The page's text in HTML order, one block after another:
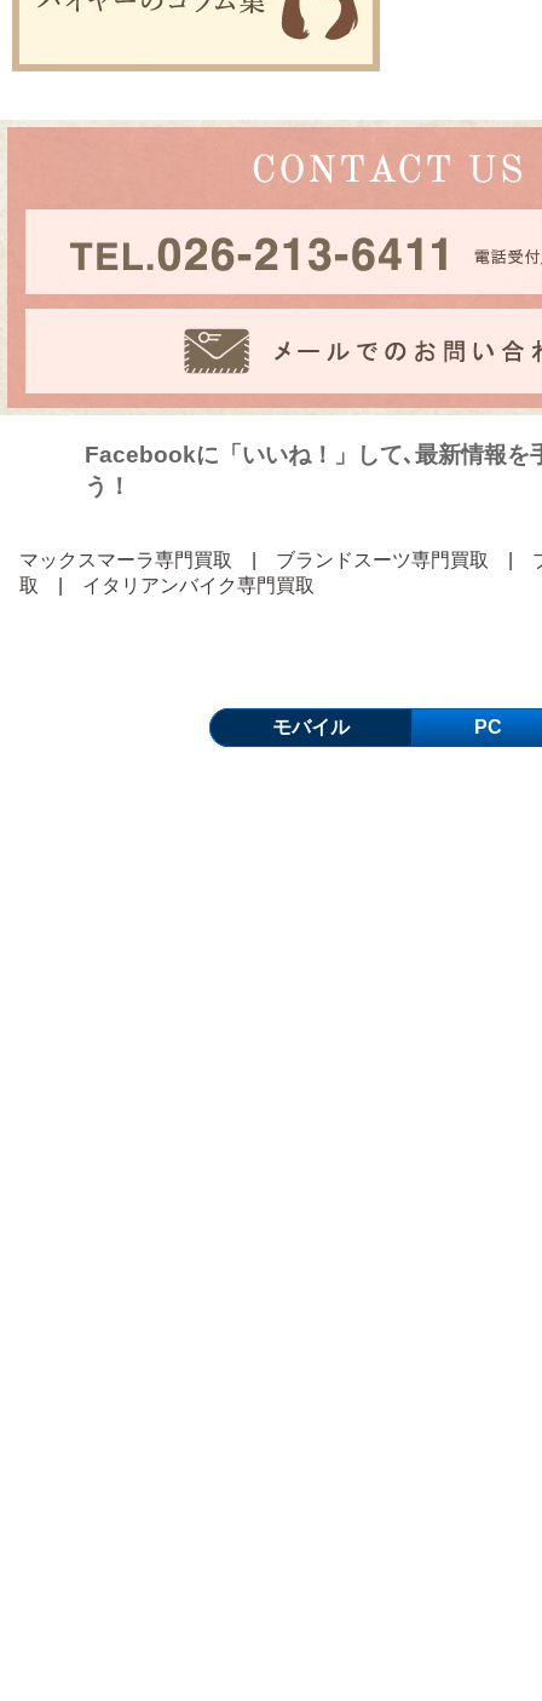
Facebookに「いいね！」して､最新情報を
う！
マックスマーラ専門買取 ブランドスーツ専門買取
取
イタリアンバイク専門買取
モバイル PC